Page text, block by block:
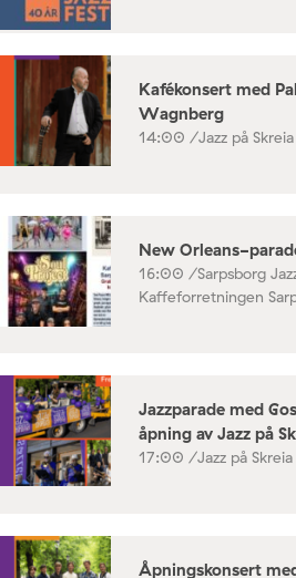
Kafékonsert med
Wagnberg
14:00 /Jazz på
New Orleans-
16:00 /Sarpsborg
Kaffeforretningen
Jazzparade med
åpning av Jazz på
17:00 /Jazz på
Åpningskonsert